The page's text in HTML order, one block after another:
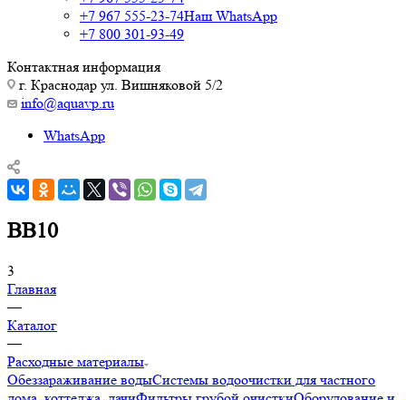
+7 967 555-23-74Наш WhatsApp
+7 800 301-93-49
Контактная информация
г. Краснодар ул. Вишняковой 5/2
info@aquavp.ru
WhatsApp
BB10
3
Главная
—
Каталог
—
Расходные материалы
Обеззараживание водыСистемы водоочистки для частного